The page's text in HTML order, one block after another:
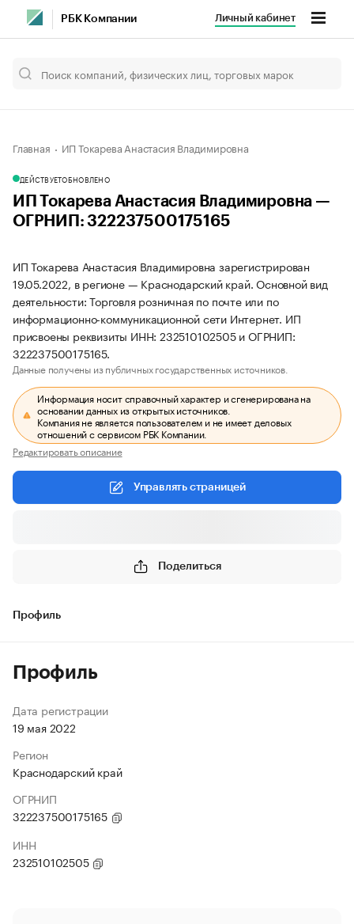
РБК Компании Личный кабинет
Главная ИП Токарева Анастасия Владимировна
ДЕЙСТВУЕТОБНОВЛЕНО
ИП Токарева Анастасия Владимировна —
ОГРНИП: 322237500175165
ИП Токарева Анастасия Владимировна зарегистрирован
19.05.2022, в регионе — Краснодарский край. Основной вид
деятельности: Торговля розничная по почте или по
информационно-коммуникационной сети Интернет. ИП
присвоены реквизиты ИНН: 232510102505 и ОГРНИП:
322237500175165.
Данные получены из публичных государственных источников.
Информация носит справочный характер и сгенерирована на
основании данных из открытых источников.
Компания не является пользователем и не имеет деловых
отношений с сервисом РБК Компании.
Редактировать описание
Управлять страницей
Поделиться
Профиль
Профиль
Дата регистрации
19 мая 2022
Регион
Краснодарский край
ОГРНИП
322237500175165
ИНН
232510102505